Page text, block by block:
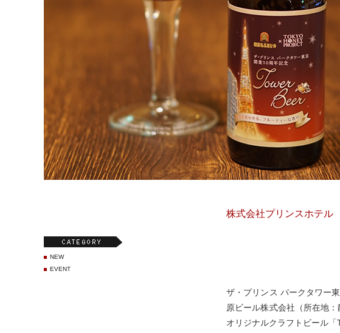
株式会社プリンスホテル
ザ・プリンス パークタワー
原ビール株式会社（所在地
オリジナルクラフトビール
NEW
EVENT